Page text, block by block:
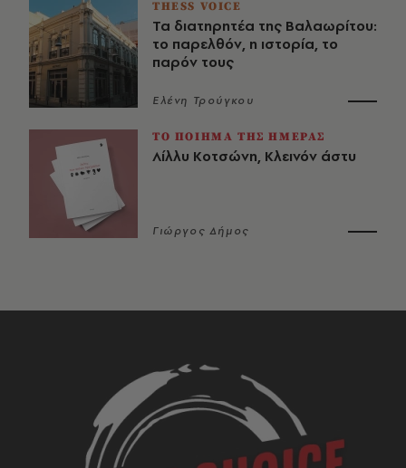
THESS VOICE
Τα διατηρητέα της Βαλαωρίτου:
το παρελθόν, η ιστορία, το
παρόν τους
Ελένη Τρούγκου
ΤΟ ΠΟΙΗΜΑ ΤΗΣ ΗΜΕΡΑΣ
Λίλλυ Κοτσώνη, Κλεινόν άστυ
Γιώργος Δήμος